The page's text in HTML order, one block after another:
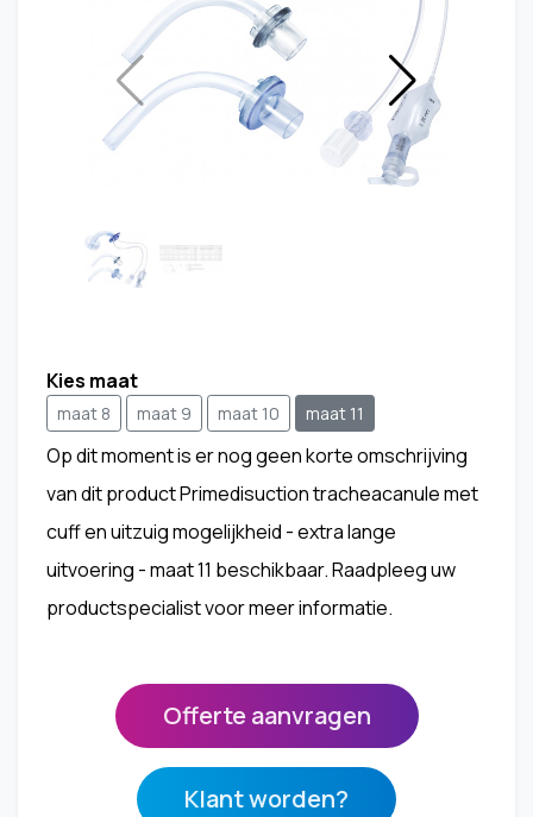
Kies maat
maat 8 maat 9 maat 10 maat 11
Op dit moment is er nog geen korte omschrijving
van dit product Primedisuction tracheacanule met
cuff en uitzuig mogelijkheid - extra lange
uitvoering - maat 11 beschikbaar. Raadpleeg uw
productspecialist voor meer informatie.
Offerte aanvragen
Klant worden?